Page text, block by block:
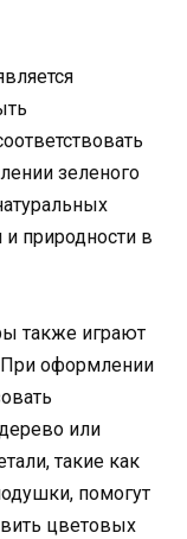
зеленого
природности в
также играют
При оформлении
или
такие как
помогут
цветовых